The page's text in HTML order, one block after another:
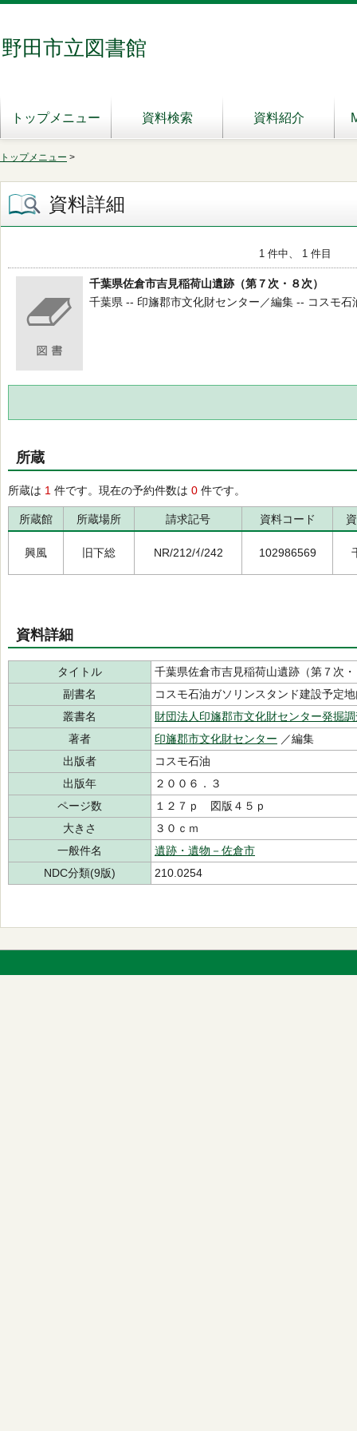
野田市立図書館
トップメニュー 資料検索 資料紹介
トップメニュー >
資料詳細
1 件中、 1 件目
千葉県佐倉市吉見稲荷山遺跡（第７次・８次）
千葉県 -- 印旛郡市文化財センター／編集 -- コスモ
所蔵
所蔵は 1 件です。現在の予約件数は 0 件です。
所蔵館 所蔵場所 請求記号 資料コード
興風 旧下総 NR/212/ｲ/242 102986569
資料詳細
タイトル
千葉県佐倉市吉見稲荷山遺跡（第７次
副書名
コスモ石油ガソリンスタンド建設予定
叢書名
財団法人印旛郡市文化財センター発掘
著者
印旛郡市文化財センター ／編集
出版者
コスモ石油
出版年
２００６．３
ページ数
１２７ｐ 図版４５ｐ
大きさ
３０ｃｍ
一般件名
遺跡・遺物－佐倉市
NDC分類(9版)
210.0254